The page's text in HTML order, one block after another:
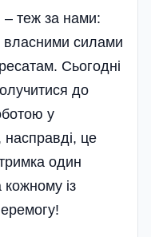
– теж за нами:
власними силами
Сьогодні
до
у
насправді, це
один
із